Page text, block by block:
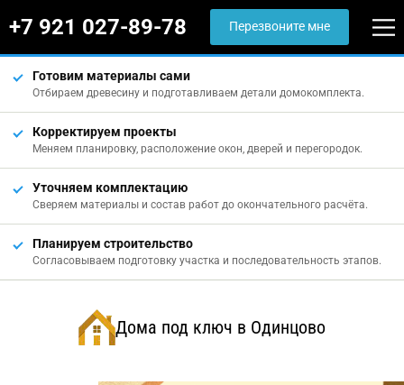
+7 921 027-89-78 Перезвоните мне
Готовим материалы сами
Отбираем древесину и подготавливаем детали домокомплекта.
Корректируем проекты
Меняем планировку, расположение окон, дверей и перегородок.
Уточняем комплектацию
Сверяем материалы и состав работ до окончательного расчёта.
Планируем строительство
Согласовываем подготовку участка и последовательность этапов.
Дома под ключ в Одинцово